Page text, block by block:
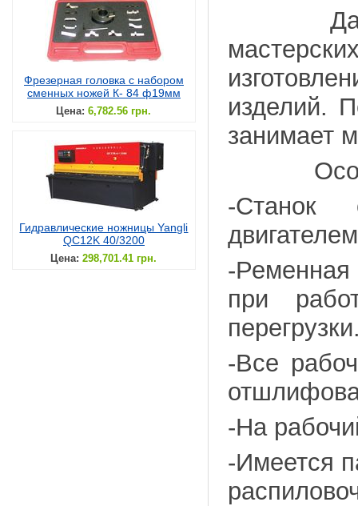
Фрезерная головка с набором
сменных ножей К- 84 ф19мм
Цена: 6,782.56 грн.
Гидравлические ножницы Yangli
QC12K 40/3200
Цена: 298,701.41 грн.
Данные
изделий.
занимает
-Станок
-
при
-Все
-На
-Имеется